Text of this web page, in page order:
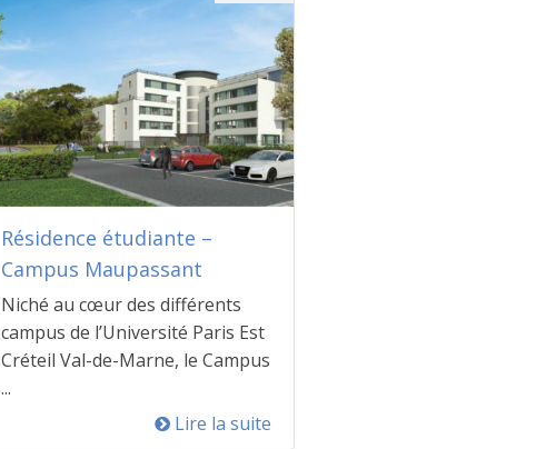
Résidence étudiante –
Campus Maupassant
Niché au cœur des différents
campus de l’Université Paris Est
Créteil Val-de-Marne, le Campus
...
Lire la suite